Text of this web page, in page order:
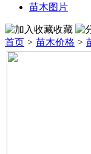
苗木图片
收藏
首页 > 苗木价格 >